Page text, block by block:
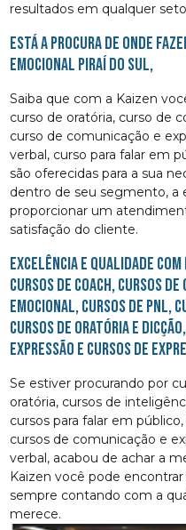
resultados em qualquer
Está a procura de onde
emocional Piraí do Sul,
Saiba que com a Kaizen
curso de oratória, curso de
curso de comunicação e
verbal, curso para falar em
são oferecidas para a sua
dentro de seu segmento,
proporcionar um
satisfação do cliente.
Excelência e qualidade
cursos de coach, cursos
emocional, cursos de pnl,
cursos de oratória e
expressão e cursos de
Se estiver procurando por
oratória, cursos de
cursos para falar em
cursos de comunicação e
verbal, acabou de achar a
Kaizen você pode
sempre contando com a
merece.